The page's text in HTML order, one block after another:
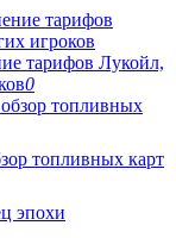
тарифов Лукойл,
0
топливных карт